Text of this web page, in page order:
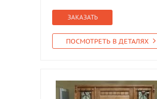
ЗАКАЗАТЬ
ПОСМОТРЕТЬ В ДЕТАЛЯХ